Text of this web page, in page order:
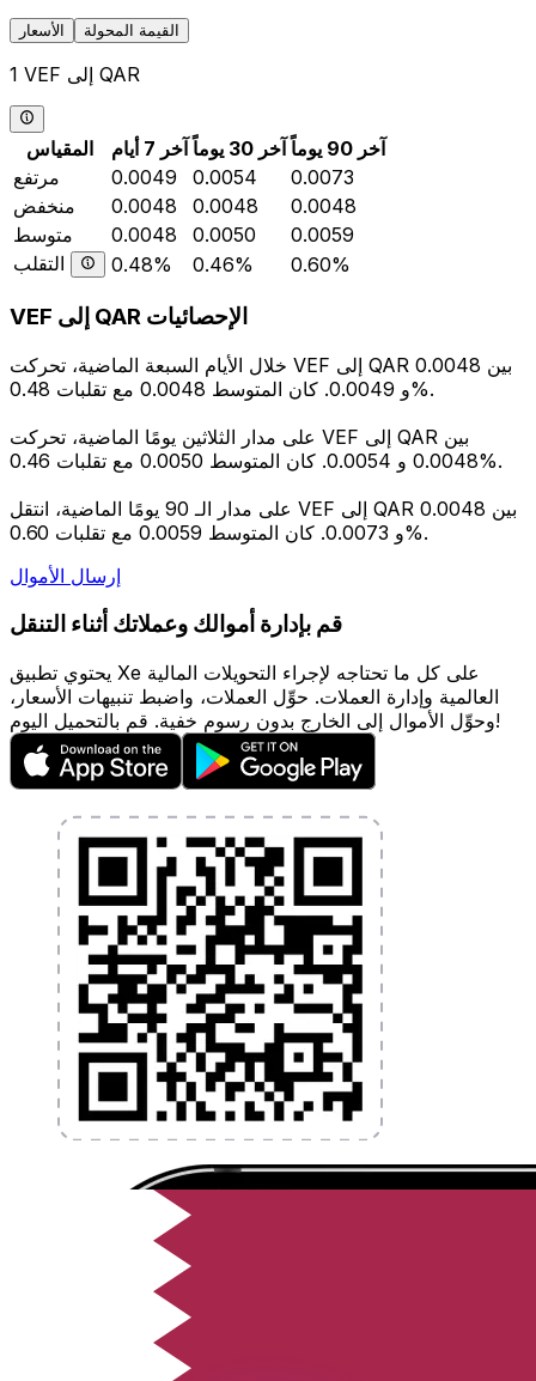
الأسعار القيمة المحولة
1 VEF إلى QAR
المقياس آخر 7 أيام آخر 30 يوماً
آخر 90 يوماً
مرتفع
0.0049 0.0054
0.0073
منخفض
0.0048 0.0048
0.0048
متوسط
0.0048 0.0050
0.0059
التقلب
0.48% 0.46% 0.60%
VEF إلى QAR الإحصائيات
خلال الأيام السبعة الماضية، تحركت VEF إلى QAR بين 0.0048
و 0.0049. كان المتوسط 0.0048 مع تقلبات 0.48%.
على مدار الثلاثين يومًا الماضية، تحركت VEF إلى QAR بين
0.0048 و 0.0054. كان المتوسط 0.0050 مع تقلبات 0.46%.
على مدار الـ 90 يومًا الماضية، انتقل VEF إلى QAR بين 0.0048
و 0.0073. كان المتوسط 0.0059 مع تقلبات 0.60%.
إرسال الأموال
قم بإدارة أموالك وعملاتك أثناء التنقل
يحتوي تطبيق Xe على كل ما تحتاجه لإجراء التحويلات المالية
العالمية وإدارة العملات. حوِّل العملات، واضبط تنبيهات الأسعار،
وحوِّل الأموال إلى الخارج بدون رسوم خفية. قم بالتحميل اليوم!